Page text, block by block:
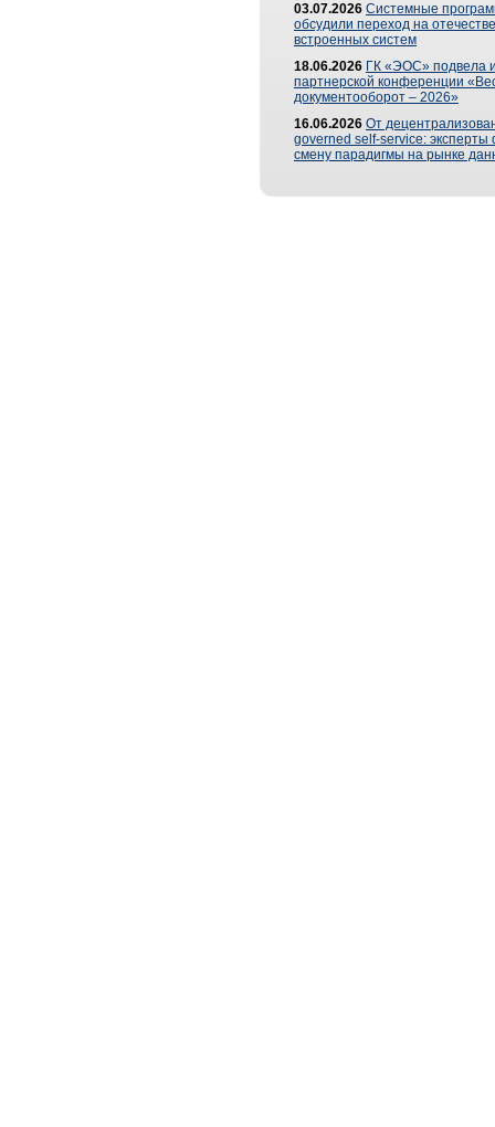
03.07.2026 Системные
обсудили переход на
встроенных систем
18.06.2026 ГК «ЭОС» подвела
партнерской конференции
документооборот – 2026»
16.06.2026 От
governed self-service: эксперты
смену парадигмы на рынке